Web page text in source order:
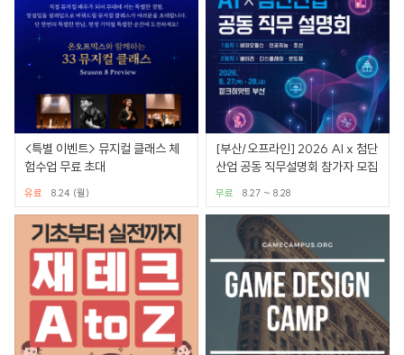
<특별 이벤트> 뮤지컬 클래스 체
험수업 무료 초대
유료 8.24 (월)
[부산/오프라인] 2026 AI x 첨단
산업 공동 직무설명회 참가자 모집
무료 8.27 ~ 8.28